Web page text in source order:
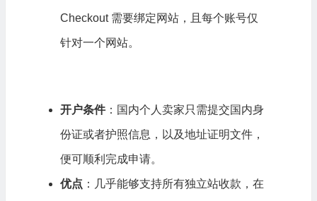
Checkout 需要绑定网站，且每个账号仅
针对一个网站。
开户条件：国内个人卖家只需提交国内身
份证或者护照信息，以及地址证明文件，
便可顺利完成申请。
优点 ：几乎能够支持所有独立站收款，在